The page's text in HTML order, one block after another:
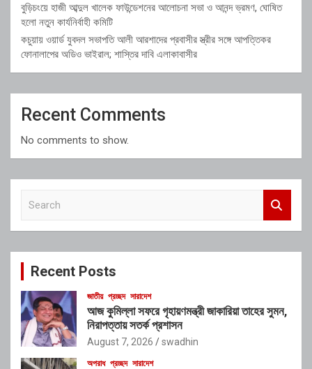
বুড়িচংয়ে হাজী আব্দুল খালেক ফাউন্ডেশনের আলোচনা সভা ও আনন্দ ভ্রমণ, ঘোষিত
হলো নতুন কার্যনির্বাহী কমিটি
কচুয়ায় ওয়ার্ড যুবদল সভাপতি আলী আরশাদের প্রবাসীর স্ত্রীর সঙ্গে আপত্তিকর
ফোনালাপের অডিও ভাইরাল; শাস্তির দাবি এলাকাবাসীর
Recent Comments
No comments to show.
c
Recent Posts
জাতীয় প্রচ্ছদ সারাদেশ
আজ কুমিল্লা সফরে গৃহায়ণমন্ত্রী জাকারিয়া তাহের সুমন,
নিরাপত্তায় সতর্ক প্রশাসন
August 7, 2026 swadhin
অপরাধ প্রচ্ছদ সারাদেশ